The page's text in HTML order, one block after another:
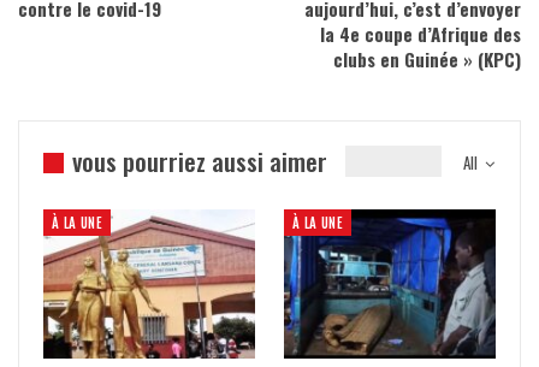
contre le covid-19
aujourd’hui, c’est d’envoyer
la 4e coupe d’Afrique des
clubs en Guinée » (KPC)
All
vous pourriez aussi aimer
À LA UNE À LA UNE